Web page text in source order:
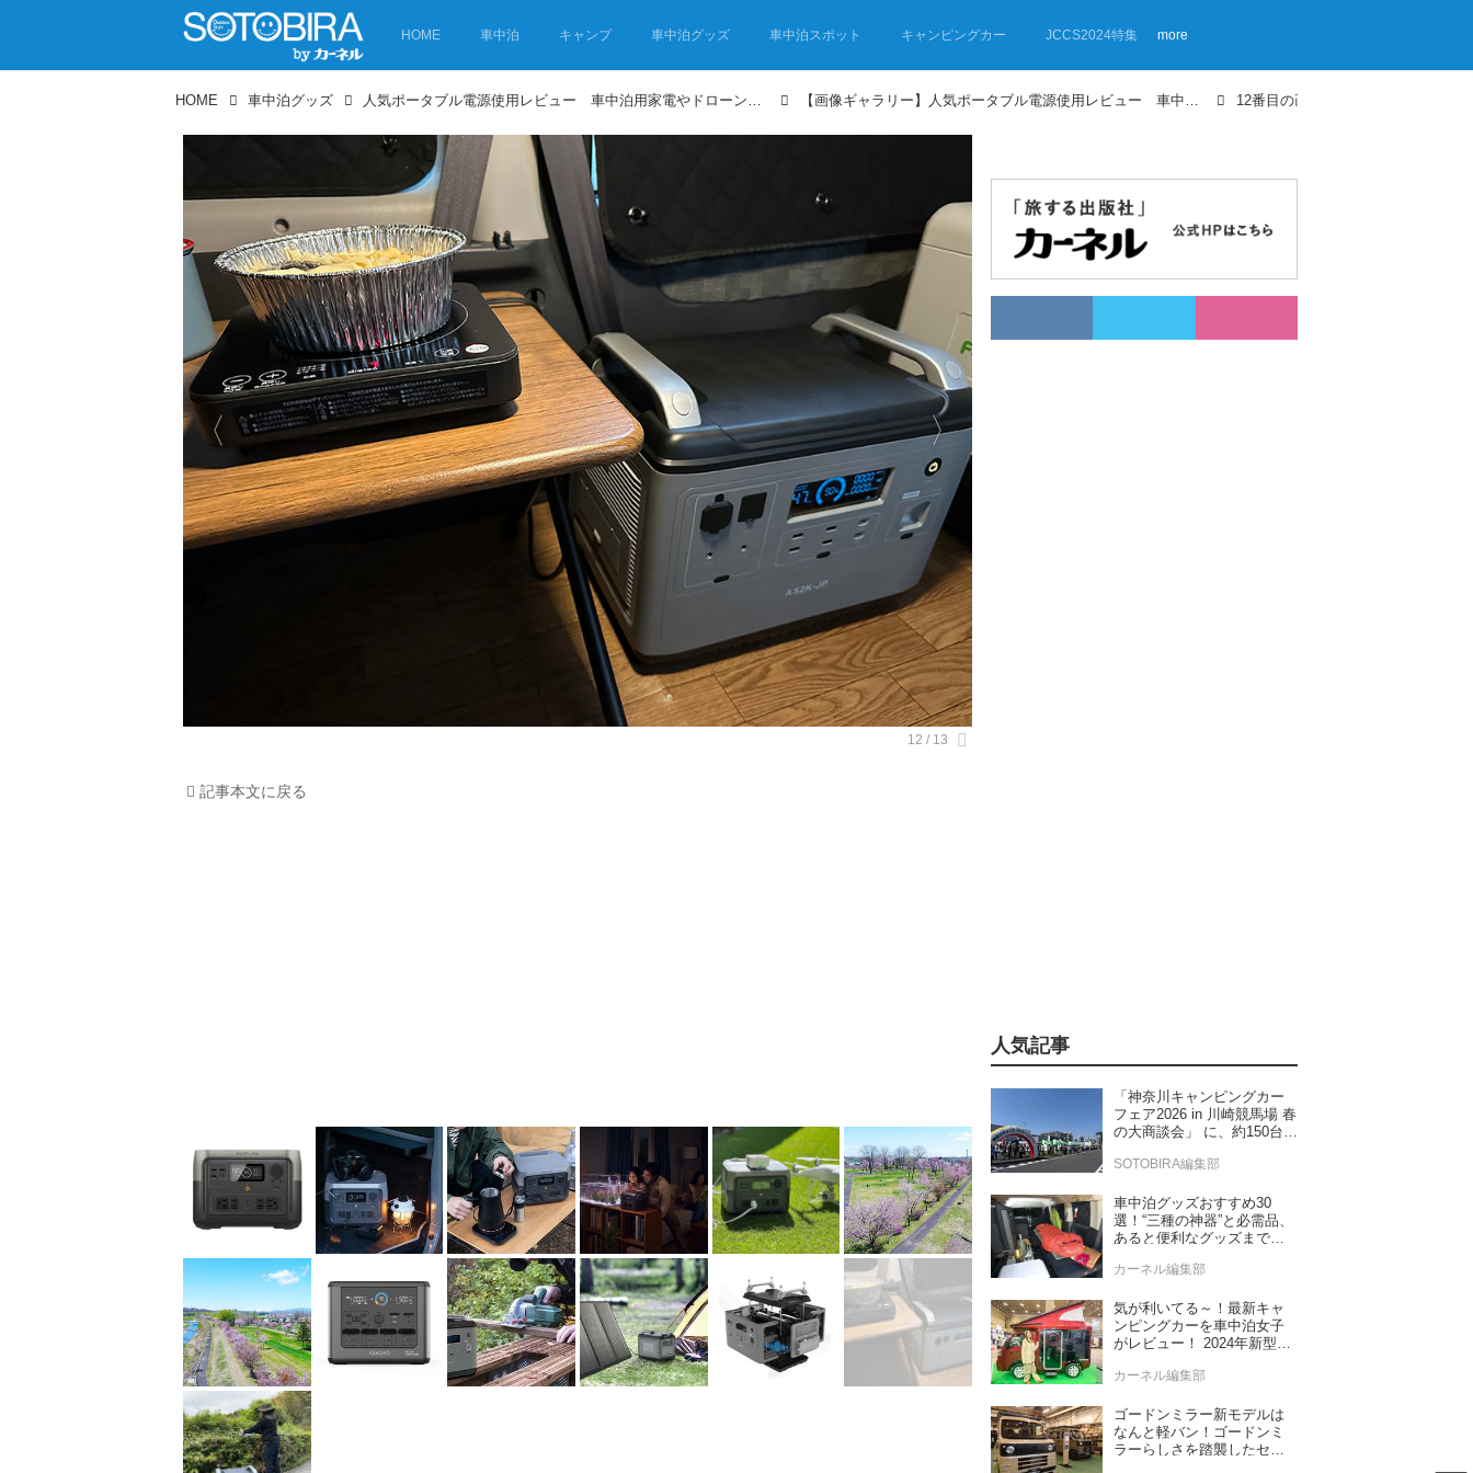
HOME 車中泊 キャンプ 車中泊グッズ 車中泊スポット キャンピングカー JCCS2024特集 more
HOME 車中泊グッズ 人気ポータブル電源使用レビュー 車中泊用家電やドローンで使ってみました！ 【車中泊グッズ・モニターレポート④】 【画像ギャラリー】人気ポータブル電源使用レビュー 車中泊グッズ・モニターレポート④ 12番目の画像
記事本文に戻る
人気記事
「神奈川キャンピングカー
フェア2026 in 川崎競馬場 春
の大商談会」 に、約150台の
SOTOBIRA編集部
車中泊グッズおすすめ30
選！“三種の神器”と必需品、
あると便利なグッズまで車
カーネル編集部
気が利いてる～！最新キャ
ンピングカーを車中泊女子
がレビュー！ 2024年新型モ
カーネル編集部
ゴードンミラー新モデルは
なんと軽バン！ゴードンミ
ラーらしさを踏襲したセン